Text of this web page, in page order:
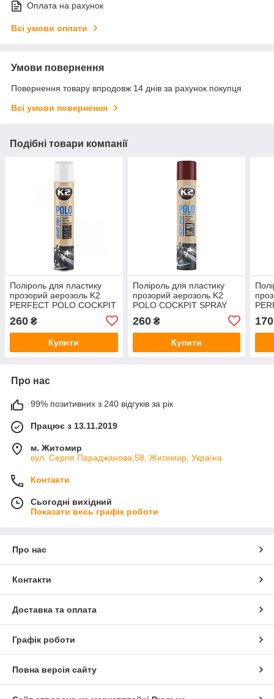
Оплата на рахунок
Всі умови оплати
Умови повернення
Повернення товару впродовж 14 днів за рахунок покупця
Всі умови повернення
Подібні товари компанії
Поліроль для пластику
прозорий аерозоль K2
PERFECT POLO COCKPIT
260 ₴
Купити
Поліроль для пластику
прозорий аерозоль K2
POLO COCKPIT SPRAY
260₴
Купити
170
Про нас
99% позитивних з 240 відгуків за рік
Працює з 13.11.2019
м. Житомир
вул. Сергія Параджанова,58, Житомир, Україна
Контакти
Сьогодні вихідний
Показати весь графік роботи
Про нас
Контакти
Доставка та оплата
Графік роботи
Повна версія сайту